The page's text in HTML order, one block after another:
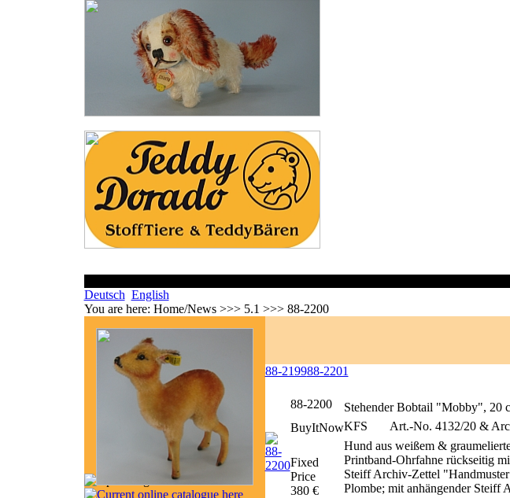
Deutsch English
You are here: Home/News >>> 5.1 >>> 88-2200
88-219988-2201
88-2200 Stehender Bobtail "Mobby", 20
KFS
Art.-No. 4132/20 &
Hund aus weißem &
Printband-Ohrfahne rückseitig
Steiff Archiv-Zettel
Plombe; mit anhängender
BuyItNow
Fixed
Price
380 €